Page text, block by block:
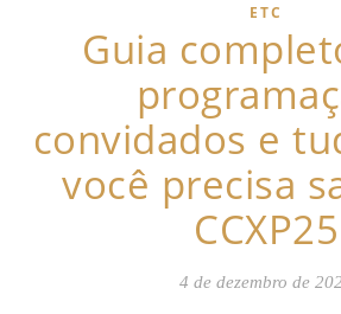
ETC
Guia
convidados e
você precisa
CCXP25
4 de dezembro de